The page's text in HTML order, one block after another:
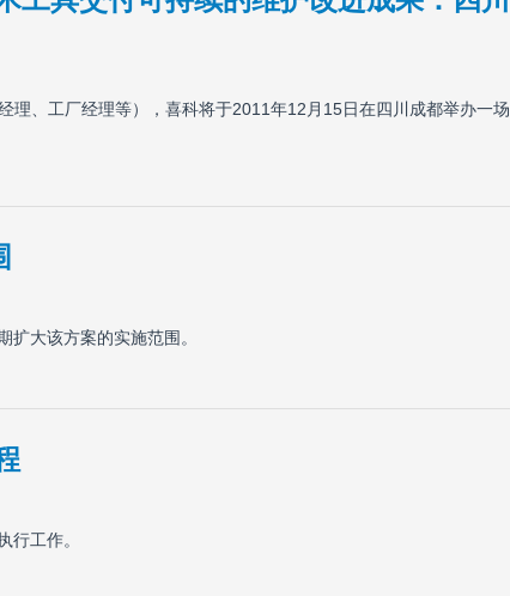
、工厂经理等），喜科将于2011年12月15日在四川成都举办一场
大该方案的实施范围。
工作。